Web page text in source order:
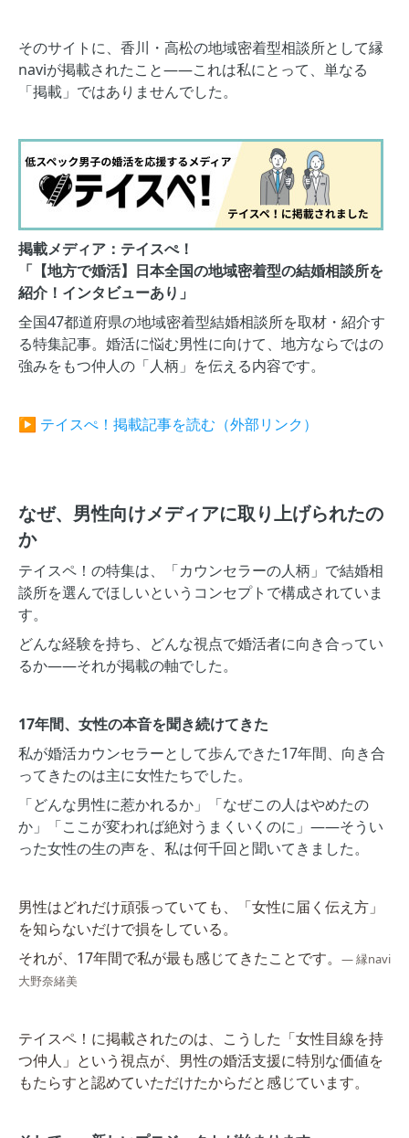
そのサイトに、香川・高松の地域密着型相談所として縁
naviが掲載されたこと——これは私にとって、単なる
「掲載」ではありませんでした。
掲載メディア：テイスぺ！
「【地方で婚活】日本全国の地域密着型の結婚相談所を
紹介！インタビューあり」
全国47都道府県の地域密着型結婚相談所を取材・紹介す
る特集記事。婚活に悩む男性に向けて、地方ならではの
強みをもつ仲人の「人柄」を伝える内容です。
▶ テイスぺ！掲載記事を読む（外部リンク）
なぜ、男性向けメディアに取り上げられたの
か
テイスペ！の特集は、「カウンセラーの人柄」で結婚相
談所を選んでほしいというコンセプトで構成されていま
す。
どんな経験を持ち、どんな視点で婚活者に向き合ってい
るか——それが掲載の軸でした。
17年間、女性の本音を聞き続けてきた
私が婚活カウンセラーとして歩んできた17年間、向き合
ってきたのは主に女性たちでした。
「どんな男性に惹かれるか」「なぜこの人はやめたの
か」「ここが変われば絶対うまくいくのに」——そうい
った女性の生の声を、私は何千回と聞いてきました。
男性はどれだけ頑張っていても、「女性に届く伝え方」
を知らないだけで損をしている。
それが、17年間で私が最も感じてきたことです。
— 縁navi
大野奈緒美
テイスペ！に掲載されたのは、こうした「女性目線を持
つ仲人」という視点が、男性の婚活支援に特別な価値を
もたらすと認めていただけたからだと感じています。